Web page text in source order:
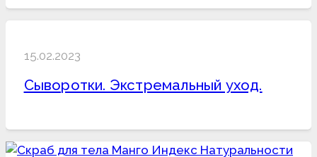
15.02.2023
Сыворотки. Экстремальный уход.